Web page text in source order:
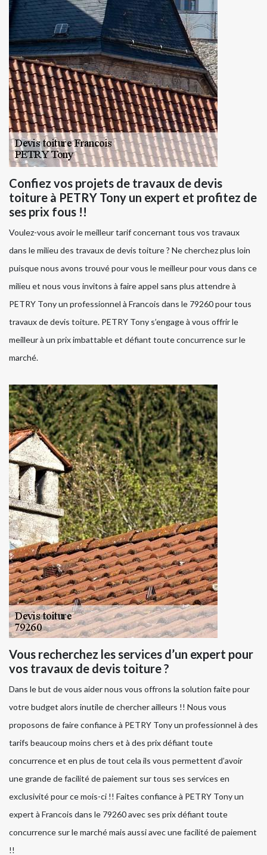
Confiez vos projets de travaux de devis
toiture à PETRY Tony un expert et profitez de
ses prix fous !!
Voulez-vous avoir le meilleur tarif concernant tous vos travaux
dans le milieu des travaux de devis toiture ? Ne cherchez plus loin
puisque nous avons trouvé pour vous le meilleur pour vous dans ce
milieu et nous vous invitons à faire appel sans plus attendre à
PETRY Tony un professionnel à Francois dans le 79260 pour tous
travaux de devis toiture. PETRY Tony s’engage à vous offrir le
meilleur à un prix imbattable et défiant toute concurrence sur le
marché.
Vous recherchez les services d’un expert pour
vos travaux de devis toiture ?
Dans le but de vous aider nous vous offrons la solution faite pour
votre budget alors inutile de chercher ailleurs !! Nous vous
proposons de faire confiance à PETRY Tony un professionnel à des
tarifs beaucoup moins chers et à des prix défiant toute
concurrence et en plus de tout cela ils vous permettent d’avoir
une grande de facilité de paiement sur tous ses services en
exclusivité pour ce mois-ci !! Faites confiance à PETRY Tony un
expert à Francois dans le 79260 avec ses prix défiant toute
concurrence sur le marché mais aussi avec une facilité de paiement
!!